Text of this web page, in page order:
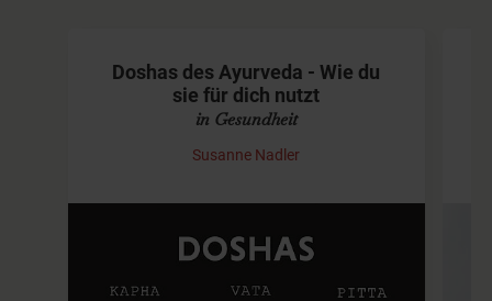
Doshas des Ayurveda - Wie du
sie für dich nutzt
in Gesundheit
Susanne Nadler